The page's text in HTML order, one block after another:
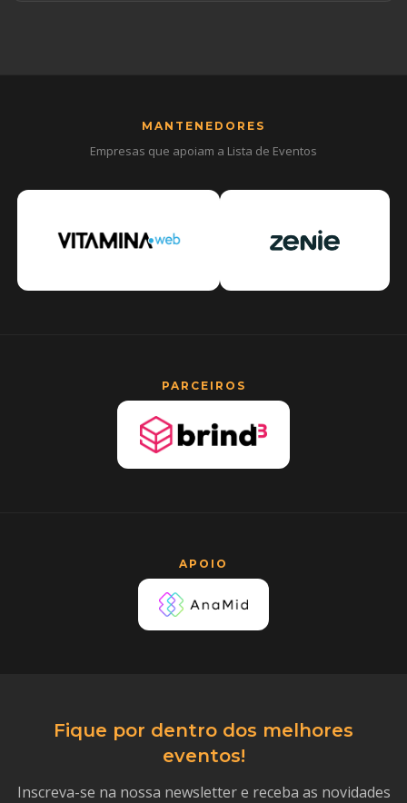
MANTENEDORES
Empresas que apoiam a Lista de Eventos
PARCEIROS
APOIO
Fique por dentro dos melhores
eventos!
Inscreva-se na nossa newsletter e receba as novidades